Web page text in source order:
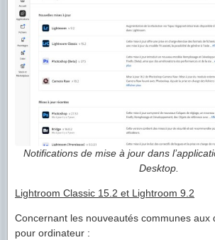
Notifications de mise à jour dans
Desktop.
Lightroom Classic 15.2 et Lightroom 9.2
Concernant les nouveautés communes aux
pour ordinateur :